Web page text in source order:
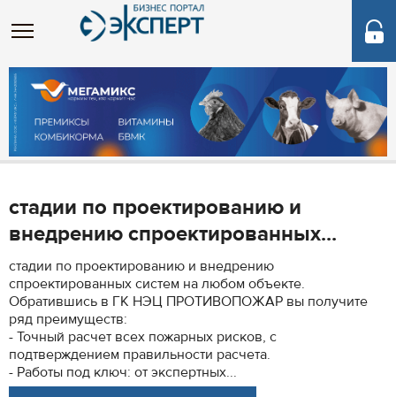
стадии по проектированию и
внедрению спроектированных...
стадии по проектированию и внедрению
спроектированных систем на любом объекте.
Обратившись в ГК НЭЦ ПРОТИВОПОЖАР вы получите
ряд преимуществ:
- Точный расчет всех пожарных рисков, с
подтверждением правильности расчета.
- Работы под ключ: от экспертных...